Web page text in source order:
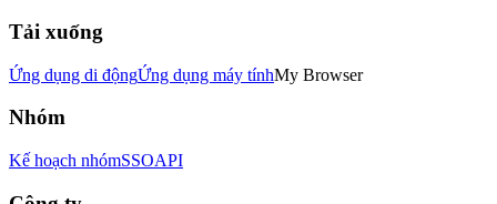
Tải xuống
Ứng dụng di độngỨng dụng máy tínhMy Browser
Nhóm
Kế hoạch nhómSSOAPI